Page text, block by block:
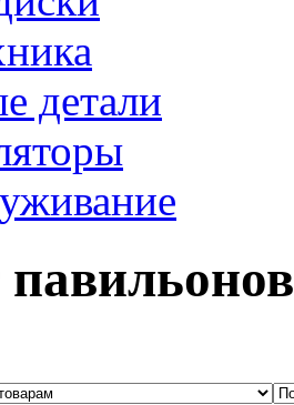
детали